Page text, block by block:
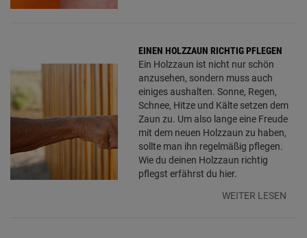
EINEN HOLZZAUN RICHTIG PFLEGEN
Ein Holzzaun ist nicht nur schön
anzusehen, sondern muss auch
einiges aushalten. Sonne, Regen,
Schnee, Hitze und Kälte setzen dem
Zaun zu. Um also lange eine Freude
mit dem neuen Holzzaun zu haben,
sollte man ihn regelmäßig pflegen.
Wie du deinen Holzzaun richtig
pflegst erfährst du hier.
WEITER LESEN